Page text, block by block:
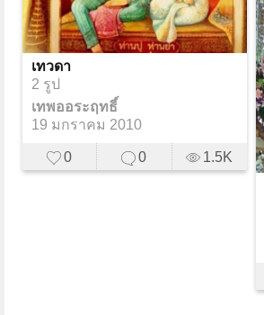
เทวดา
2 รูป
เทพออระฤทธิ์
19 มกราคม 2010
0 0
1.5K